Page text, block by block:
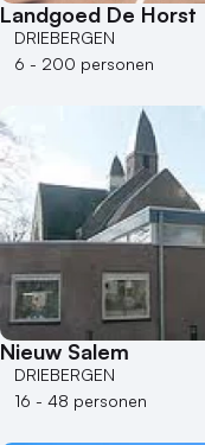
Landgoed De Horst
DRIEBERGEN
6 - 200 personen
Nieuw Salem
DRIEBERGEN
16 - 48 personen